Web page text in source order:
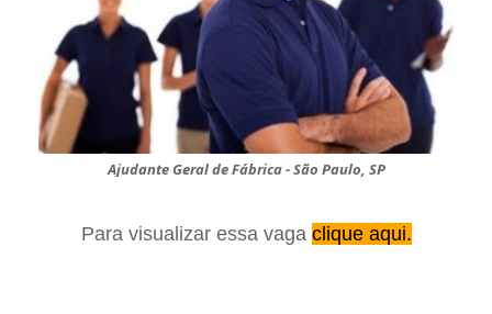
Ajudante Geral de Fábrica - São Paulo, SP
Para visualizar essa vaga clique aqui.